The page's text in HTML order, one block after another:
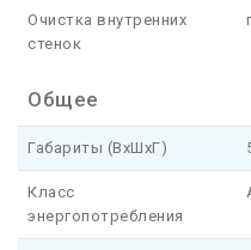
Очистка внутренних
стенок
Общее
Габариты (ВхШхГ)
Класс
энергопотребления